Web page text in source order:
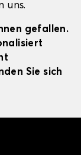
uns.
gefallen.
Sie sich